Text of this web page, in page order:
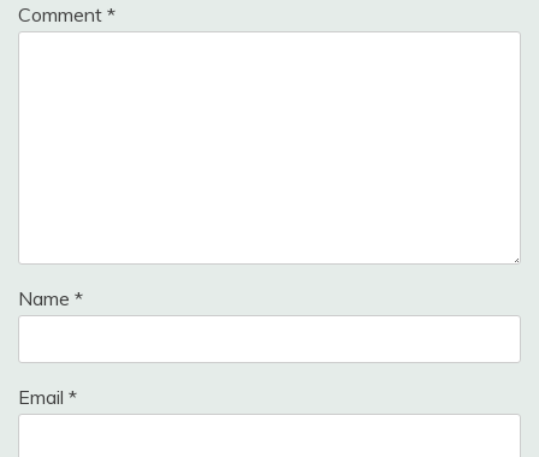
Comment *
Name *
Email *